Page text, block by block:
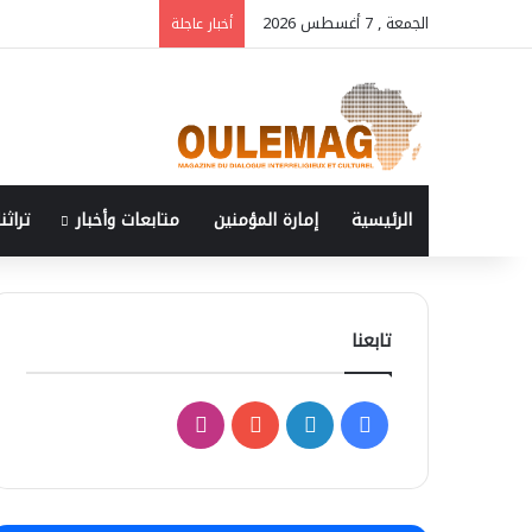
الجمعة , 7 أغسطس 2026 أخبار عاجلة
الرئيسية إمارة المؤمنين متابعات وأخبار
تابعنا
ف
س
ن
o
س